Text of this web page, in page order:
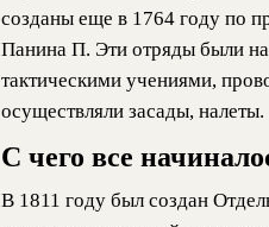
созданы еще в 1764 году по
Панина П. Эти отряды были
тактическими учениями,
осуществляли засады, налеты.
С чего все
В 1811 году был создан